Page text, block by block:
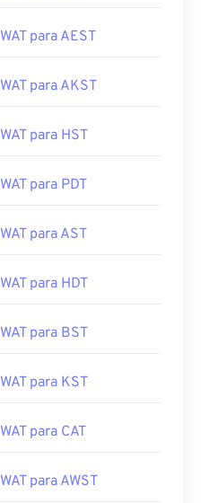
WAT para AEST
WAT para AKST
WAT para HST
WAT para PDT
WAT para AST
WAT para HDT
WAT para BST
WAT para KST
WAT para CAT
WAT para AWST